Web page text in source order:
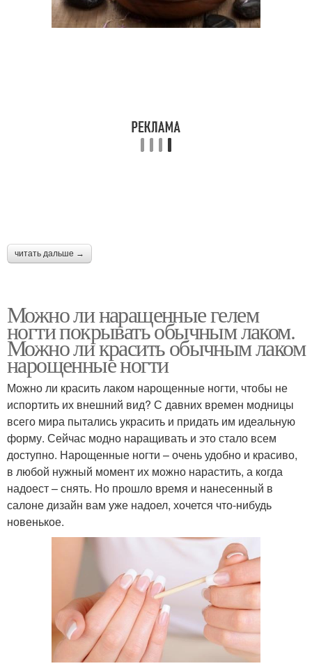
читать дальше →
Можно ли наращенные гелем
ногти покрывать обычным лаком.
Можно ли красить обычным лаком
нарощенные ногти
Можно ли красить лаком нарощенные ногти, чтобы не
испортить их внешний вид? С давних времен модницы
всего мира пытались украсить и придать им идеальную
форму. Сейчас модно наращивать и это стало всем
доступно. Нарощенные ногти – очень удобно и красиво,
в любой нужный момент их можно нарастить, а когда
надоест – снять. Но прошло время и нанесенный в
салоне дизайн вам уже надоел, хочется что-нибудь
новенькое.